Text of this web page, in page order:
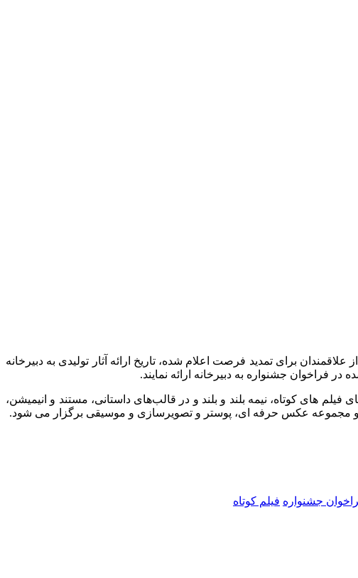
برای تمدید فرصت اعلام شده، تاریخ ارائه آثار تولیدی به دبیرخانه
فراخوان جشنواره به دبیرخانه ارائه نمایند.
‌های کوتاه، نیمه بلند و بلند و در قالب‌های داستانی، مستند و انیمیشن،
و مجموعه عکس حرفه ای، پوستر و تصویرسازی و موسیقی برگزار می شود.
جشنواره فیلم کوتاه